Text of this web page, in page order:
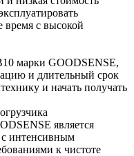
время с высокой
марки GOODSENSE,
и длительный срок
и начать получать
является
интенсивным
к чистоте